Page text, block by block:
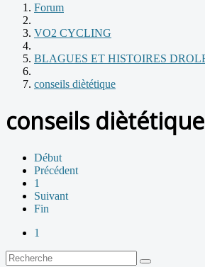
Forum
VO2 CYCLING
BLAGUES ET HISTOIRES
conseils diètétique
conseils diètétique
Début
Précédent
1
Suivant
Fin
1